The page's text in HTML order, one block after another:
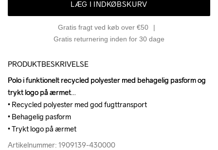
LÆG I INDKØBSKURV
Gratis fragt ved køb over €50
Gratis returnering inden for 30 dage
PRODUKTBESKRIVELSE
Polo i funktionelt recycled polyester med behagelig pasform og
trykt logo på ærmet
• Recycled polyester med god fugttransport
• Behagelig pasform
• Trykt logo på ærmet
Artikelnummer: 1909139-430000
Polo i funktionelt recycled polyester med behagelig pasform og
trykt logo på ærmet
• Recycled polyester med god fugttransport
• Behagelig pasform
• Trykt logo på ærmet
Artikelnummer: 1909139-430000